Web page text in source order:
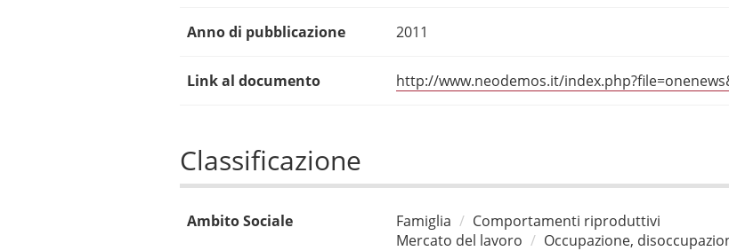
Anno di pubblicazione 2011
Link al documento http://www.neodemos.it/
Classificazione
Ambito Sociale Famiglia
Comportamenti riproduttivi
Mercato del lavoro
Occupazione,